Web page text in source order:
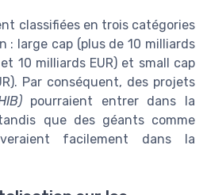
classifiées en trois catégories
: large cap (plus de 10 milliards
10 milliards EUR) et small cap
Par conséquent, des projets
pourraient entrer dans la
que des géants comme
facilement dans la